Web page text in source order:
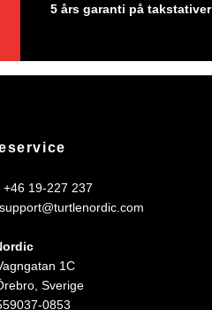
5 års garanti på takstativer
+46 19-227 237
support@turtlenordic.com
1C
Sverige
0853